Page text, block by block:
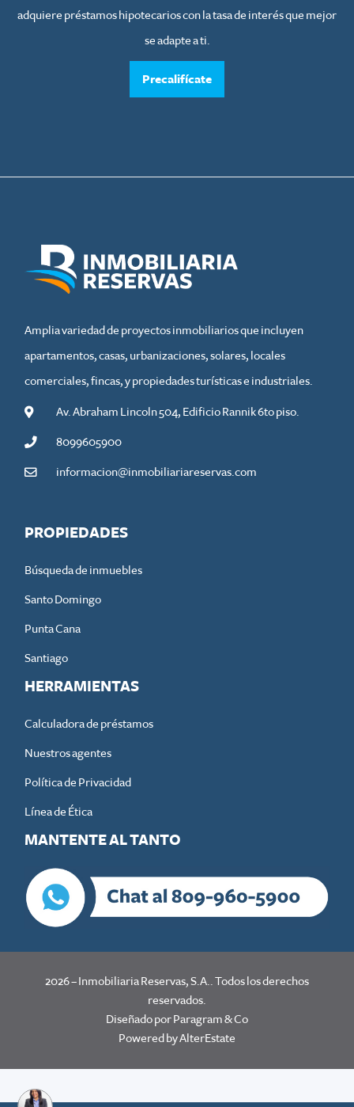
adquiere préstamos hipotecarios con la tasa de interés que mejor
se adapte a ti.
Precalifícate
Amplia variedad de proyectos inmobiliarios que incluyen
apartamentos, casas, urbanizaciones, solares, locales
comerciales, fincas, y propiedades turísticas e industriales.
Av. Abraham Lincoln 504, Edificio Rannik 6to piso.
8099605900
informacion@inmobiliariareservas.com
PROPIEDADES
Búsqueda de inmuebles
Santo Domingo
Punta Cana
Santiago
HERRAMIENTAS
Calculadora de préstamos
Nuestros agentes
Política de Privacidad
Línea de Ética
MANTENTE AL TANTO
2026– Inmobiliaria Reservas, S.A.. Todos los derechos
reservados.
Diseñado por Paragram & Co
Powered byAlterEstate